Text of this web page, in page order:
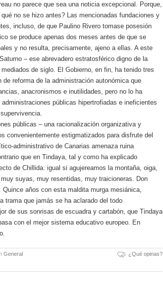
no parece que sea una noticia excepcional. Porque,
no se hizo antes? Las mencionadas fundaciones y
incluso, de que Paulino Rivero tomase posesión
se produce apenas dos meses antes de que se
y no resulta, precisamente, ajeno a ellas. A este
– ese abrevadero estratosférico digno de la
de siglo. El Gobierno, en fin, ha tenido tres
reforma de la administración autonómica que
anacronismos e inutilidades, pero no lo ha
públicas hipertrofiadas e ineficientes
públicas – una racionalización organizativa y
convenientemente estigmatizados para disfrute del
administrativo de Canarias amenaza ruina
que en Tindaya, tal y como ha explicado
de Chillida: igual si agujereamos la montaña, oiga,
suyas, muy resentidas, muy traicioneras. Don
años con esta maldita murga mesiánica,
trama que jamás se ha aclarado del todo
de sus sonrisas de escuadra y cartabón, que Tindaya
con el mejor sistema educativo europeo. En
General
¿Qué opinas?